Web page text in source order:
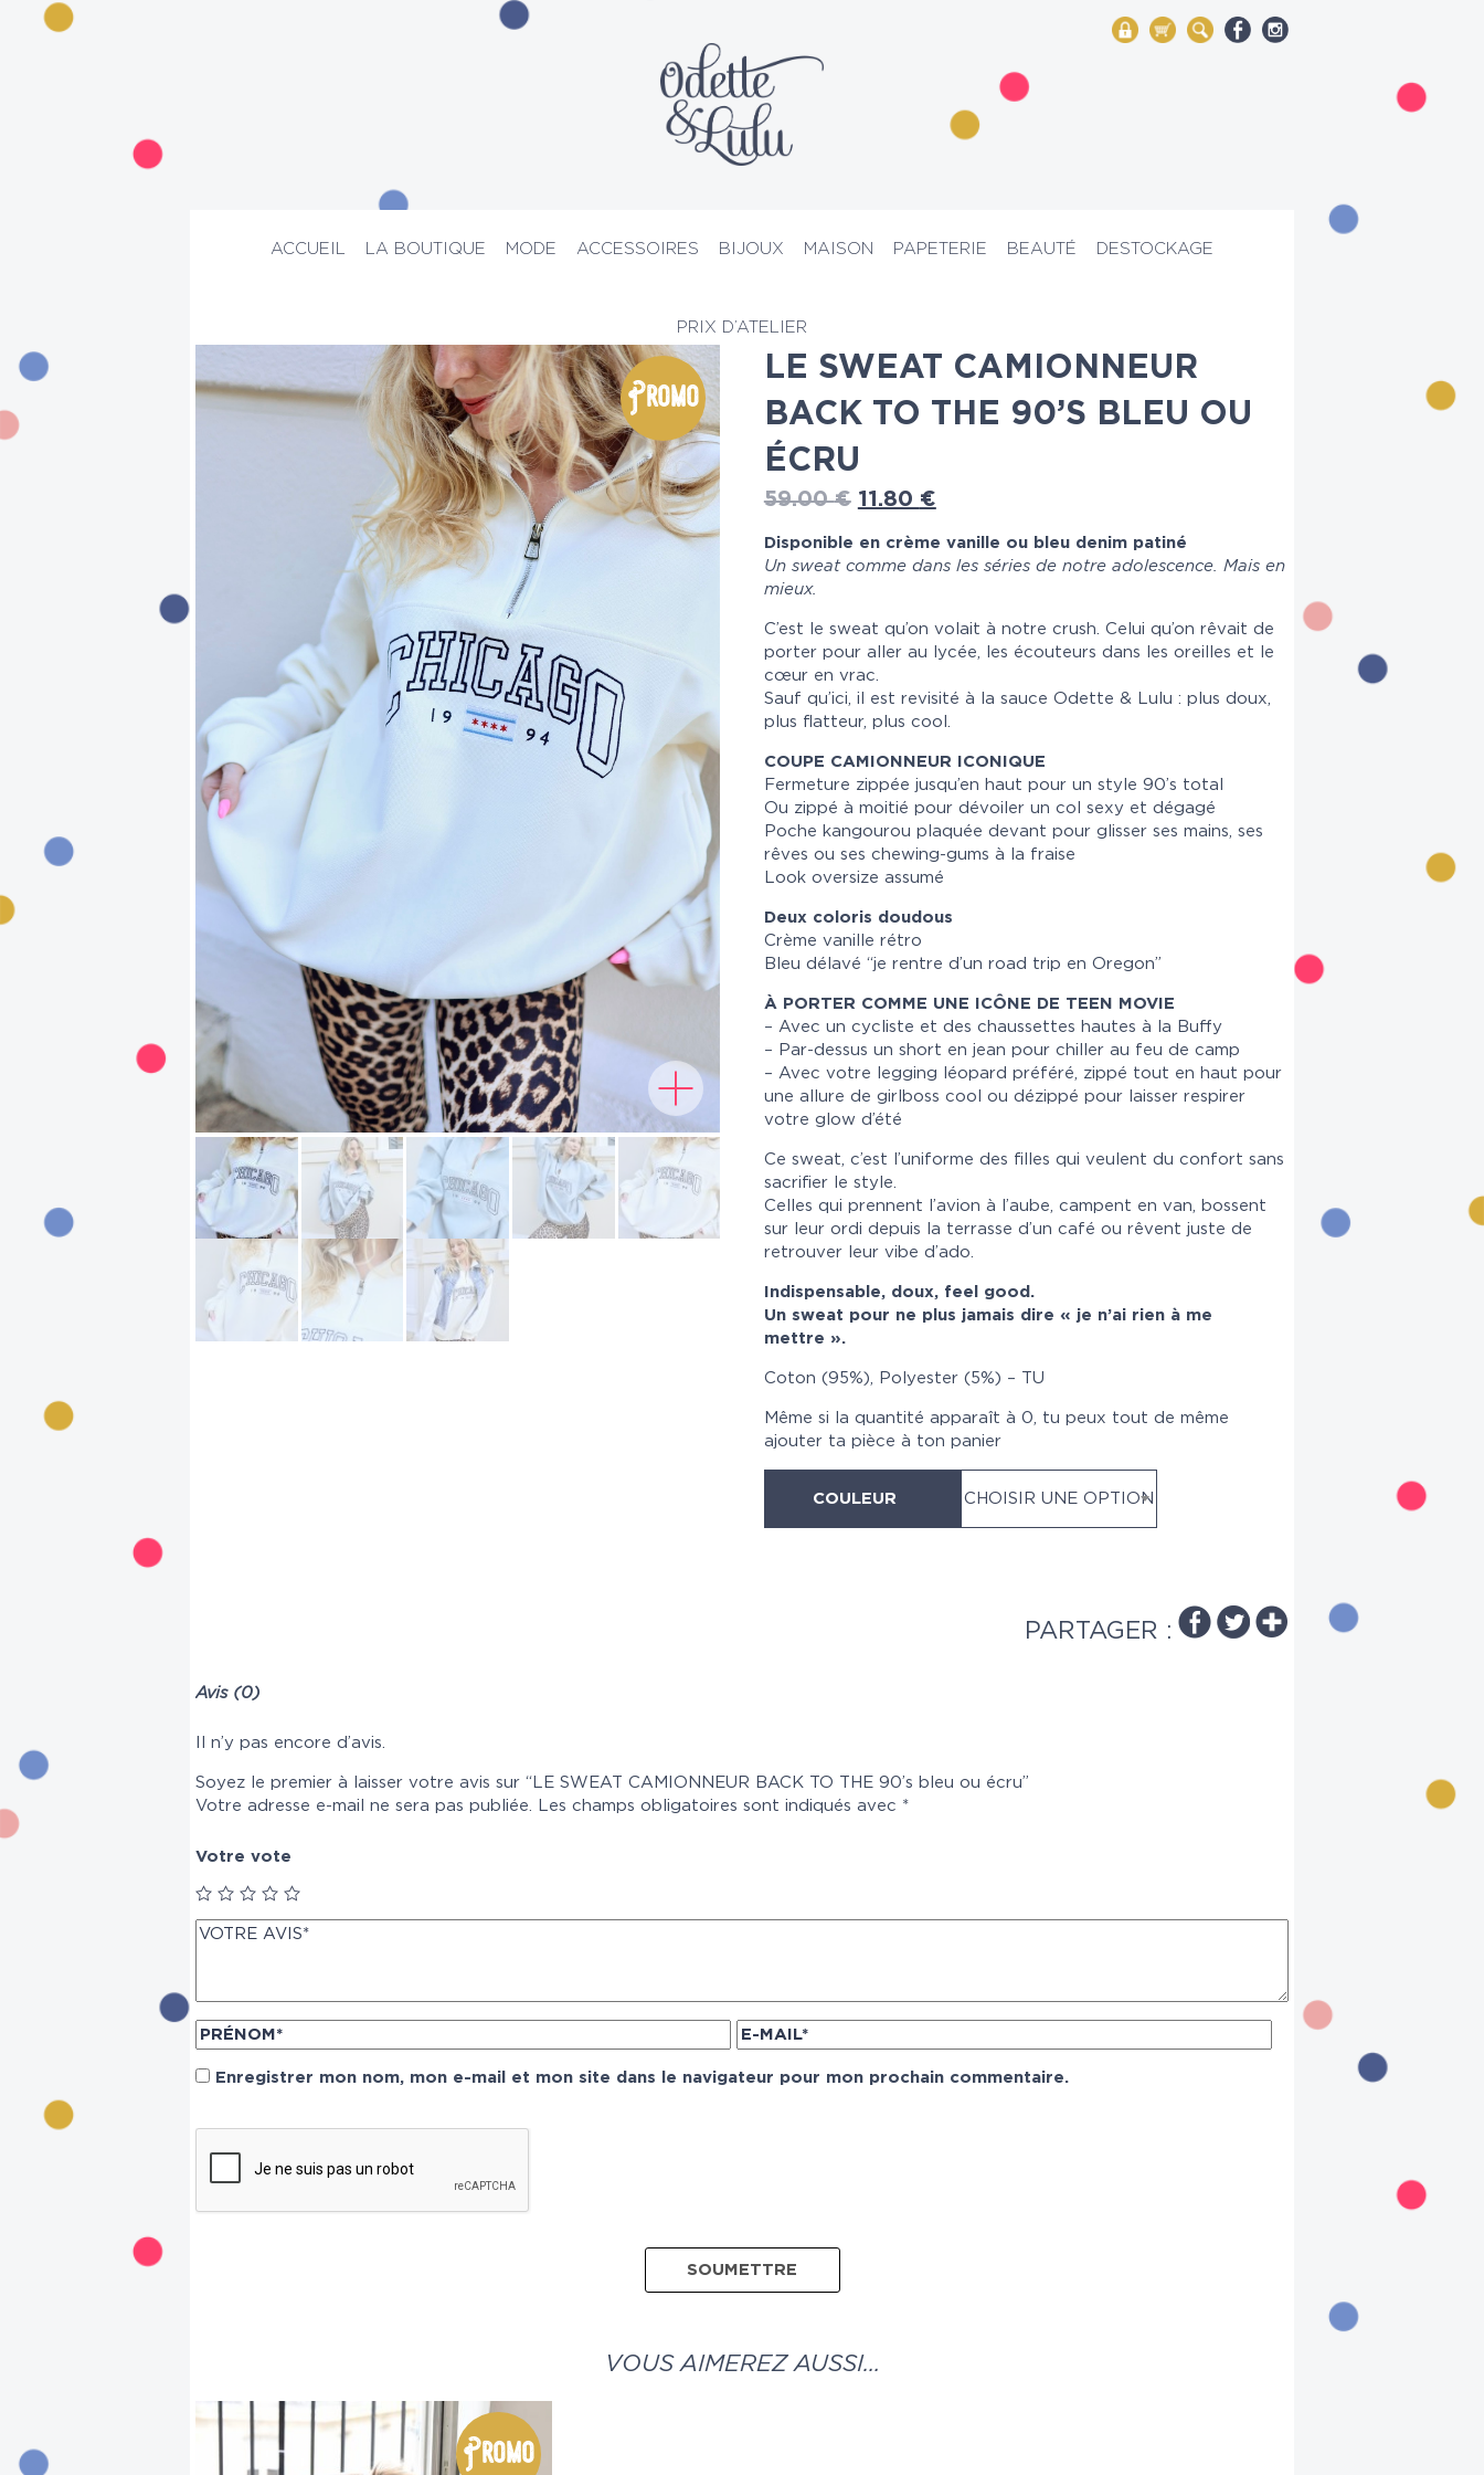
My Account
Mon panier
Rechercher
ACCUEIL LA BOUTIQUE MODE ACCESSOIRES BIJOUX MAISON PAPETERIE BEAUTÉ DESTOCKAGE
PRIX D’ATELIER
Promo
LE SWEAT CAMIONNEUR
BACK TO THE 90’S BLEU OU
ÉCRU
59.00€ 11.80 €
Disponible en crème vanille ou bleu denim patiné
Un sweat comme dans les séries de notre adolescence. Mais en
mieux.
C’est le sweat qu’on volait à notre crush. Celui qu’on rêvait de
porter pour aller au lycée, les écouteurs dans les oreilles et le
cœur en vrac.
Sauf qu’ici, il est revisité à la sauce Odette & Lulu : plus doux,
plus flatteur, plus cool.
COUPE CAMIONNEUR ICONIQUE
Fermeture zippée jusqu’en haut pour un style 90’s total
Ou zippé à moitié pour dévoiler un col sexy et dégagé
Poche kangourou plaquée devant pour glisser ses mains, ses
rêves ou ses chewing-gums à la fraise
Look oversize assumé
Deux coloris doudous
Crème vanille rétro
Bleu délavé “je rentre d’un road trip en Oregon”
À PORTER COMME UNE ICÔNE DE TEEN MOVIE
– Avec un cycliste et des chaussettes hautes à la Buffy
– Par-dessus un short en jean pour chiller au feu de camp
– Avec votre legging léopard préféré, zippé tout en haut pour
une allure de girlboss cool ou dézippé pour laisser respirer
votre glow d’été
Ce sweat, c’est l’uniforme des filles qui veulent du confort sans
sacrifier le style.
Celles qui prennent l’avion à l’aube, campent en van, bossent
sur leur ordi depuis la terrasse d’un café ou rêvent juste de
retrouver leur vibe d’ado.
Indispensable, doux, feel good.
Un sweat pour ne plus jamais dire « je n’ai rien à me
mettre ».
Coton (95%), Polyester (5%) – TU
Même si la quantité apparaît à 0, tu peux tout de même
ajouter ta pièce à ton panier
COULEUR CHOISIR UNE OPTION
PARTAGER :
Avis (0)
Il n’y pas encore d’avis.
Soyez le premier à laisser votre avis sur “LE SWEAT CAMIONNEUR BACK TO THE 90’s bleu ou écru”
Votre adresse e-mail ne sera pas publiée. Les champs obligatoires sont indiqués avec *
Votre vote
Enregistrer mon nom, mon e-mail et mon site dans le navigateur pour mon prochain commentaire.
VOUS AIMEREZ AUSSI…
Promo